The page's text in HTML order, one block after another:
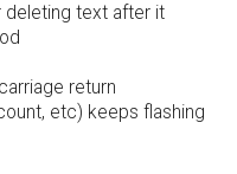
deleting text after it
return
etc) keeps flashing